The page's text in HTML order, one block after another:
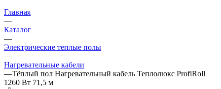
Главная
—
Каталог
—
Электрические теплые полы
—
Нагревательные кабели
—Тёплый пол Нагревательный кабель Теплолюкс ProfiRoll
1260 Вт 71,5 м